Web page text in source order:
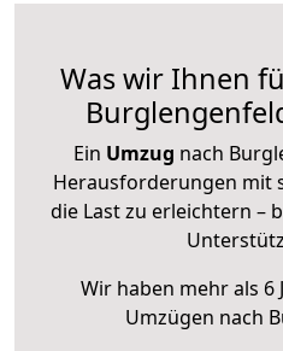
Was wir Ihnen
Ein Umzug nach
Herausforderungen mit
die Last zu erleichtern –
Wir haben mehr als
Umzügen nach